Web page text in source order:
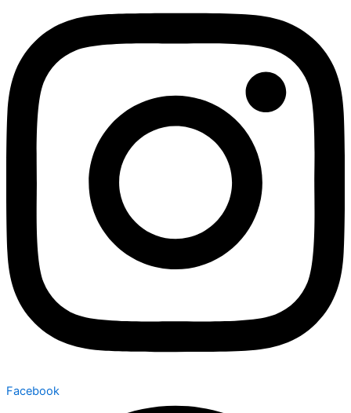
Facebook